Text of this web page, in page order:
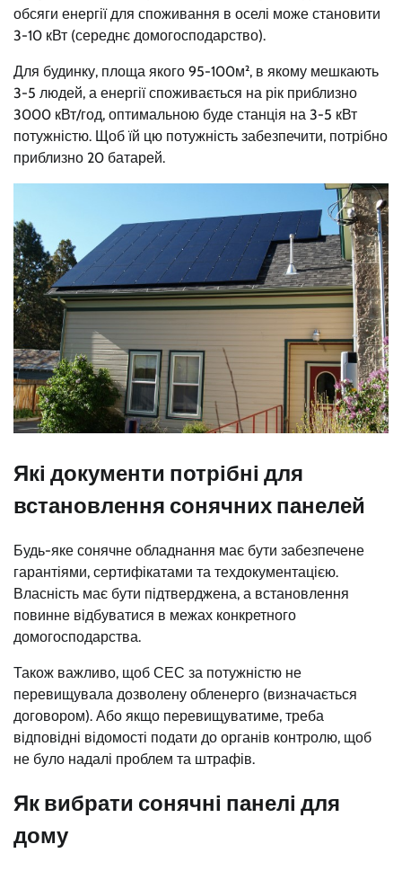
обсяги енергії для споживання в оселі може становити
3-10 кВт (середнє домогосподарство).
Для будинку, площа якого 95-100м², в якому мешкають
3-5 людей, а енергії споживається на рік приблизно
3000 кВт/год, оптимальною буде станція на 3-5 кВт
потужністю. Щоб їй цю потужність забезпечити, потрібно
приблизно 20 батарей.
Які документи потрібні для
встановлення сонячних панелей
Будь-яке сонячне обладнання має бути забезпечене
гарантіями, сертифікатами та техдокументацією.
Власність має бути підтверджена, а встановлення
повинне відбуватися в межах конкретного
домогосподарства.
Також важливо, щоб СЕС за потужністю не
перевищувала дозволену обленерго (визначається
договором). Або якщо перевищуватиме, треба
відповідні відомості подати до органів контролю, щоб
не було надалі проблем та штрафів.
Як вибрати сонячні панелі для
дому